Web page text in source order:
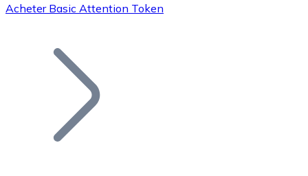
Bitcoin
Acheter Basic Attention Token